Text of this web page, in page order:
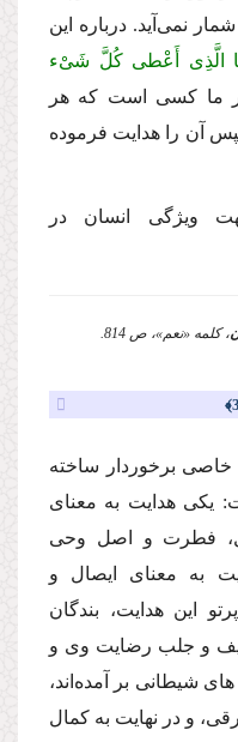
نمى‌آید. درباره این
الَّذِی أَعْطى كُلَّ شَىْء
ما كسى است كه هر
آن را هدایت فرموده
ویژگى انسان در
، كلمه «نعم»، ص 814.
خاصى برخوردار ساخته
یكى هدایت به معناى
فطرت و اصل وحى
به معناى ایصال و
این هدایت، بندگان
و جلب رضایت وى و
شیطانى بر آمده‌اند،
و در نهایت به كمال